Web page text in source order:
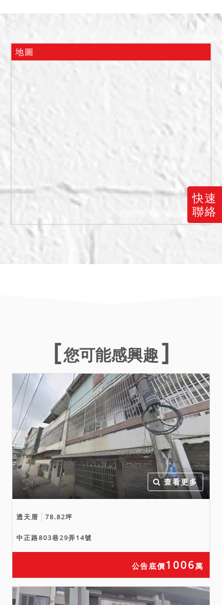
快速
聯絡
土地3（515地號）：1025
元.
土地5（571地號）：145萬
土地6（572地號）：6500
土地7（573地號）：24萬
建物1（154建號）：16萬
建物2（409建號）：65萬
元。
保證金：604萬元。
二、抵押權及限制登記於拍
定後塗銷。又拍賣之不動產
土地3.5.6有地上權設定，地
限公司使用，拍定後點交。
另依現有資料無從得知建物
是否非海砂屋、輻射屋、地
震時有無損壞，及屋內有無
非自然死亡之情事，然建物
是否有上開重大瑕疵足以影
響交易，仍應由應買人自行
查證、評估，買受人對物之
瑕疵無擔保請求權。
四、附表編號2之建物並未辦
理建築物所有權第一次登
記，拍定後無法逕持不動產
鄰地（面積：175.36平方公
尺），使用權源不明，應買
人應自行瞭解，若經建築主
管機關認定係屬違章或鄰地
所有人主張拆屋還地，則拍
定人應自行承受拆除之危
地圖
您可能感興趣
查看更多
透天厝 78.82坪
中正路803巷29弄14號
公告底價 1006萬